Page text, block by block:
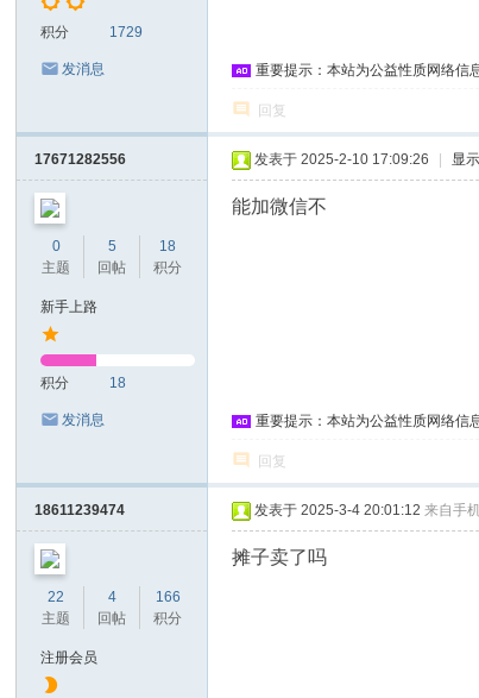
积分 1729
发消息 重要提示：本站为公益性质网络信
回复
17671282556
0
主题
5
回帖
18
积分
新手上路
积分 18
发消息
发表于 2025-2-10 17:09:26 显
能加微信不
重要提示：本站为公益性质网络信
回复
18611239474
22
主题
4
回帖
166
积分
注册会员
发表于 2025-3-4 20:01:12 来自手
摊子卖了吗